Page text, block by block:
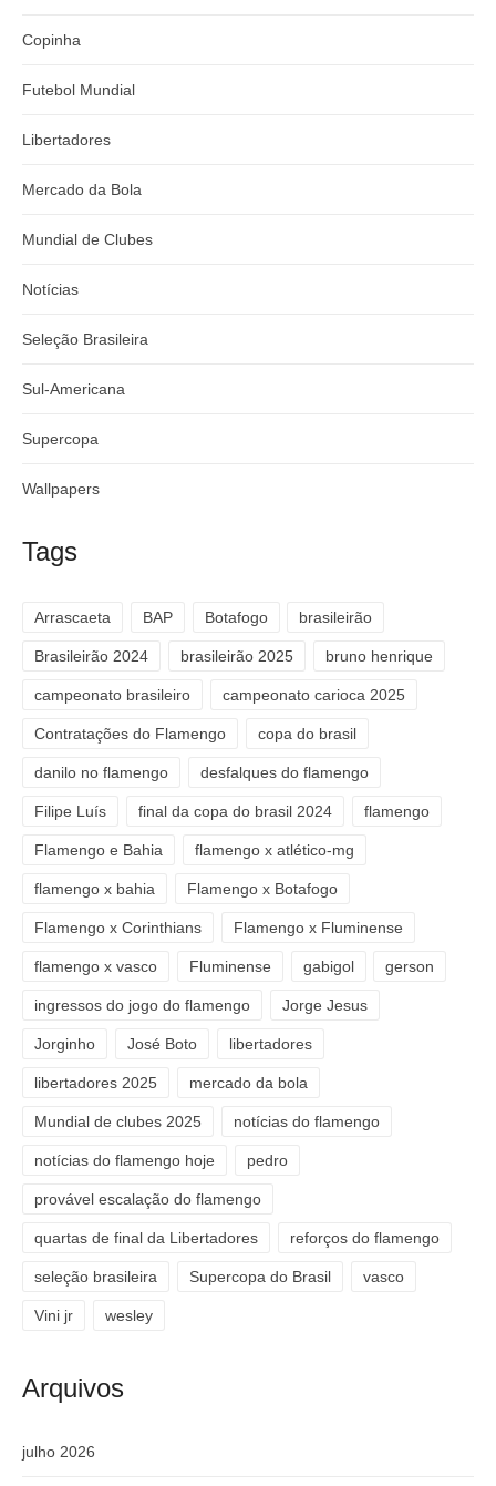
Copinha
Futebol Mundial
Libertadores
Mercado da Bola
Mundial de Clubes
Notícias
Seleção Brasileira
Sul-Americana
Supercopa
Wallpapers
Tags
Arrascaeta BAP Botafogo brasileirão
Brasileirão 2024 brasileirão 2025 bruno henrique
campeonato brasileiro campeonato carioca 2025
Contratações do Flamengo copa do brasil
danilo no flamengo desfalques do flamengo
Filipe Luís final da copa do brasil 2024 flamengo
Flamengo e Bahia flamengo x atlético-mg
flamengo x bahia Flamengo x Botafogo
Flamengo x Corinthians Flamengo x Fluminense
flamengo x vasco Fluminense gabigol gerson
ingressos do jogo do flamengo Jorge Jesus
Jorginho José Boto libertadores
libertadores 2025 mercado da bola
Mundial de clubes 2025 notícias do flamengo
notícias do flamengo hoje pedro
provável escalação do flamengo
quartas de final da Libertadores reforços do flamengo
seleção brasileira Supercopa do Brasil vasco
Vini jr wesley
Arquivos
julho 2026